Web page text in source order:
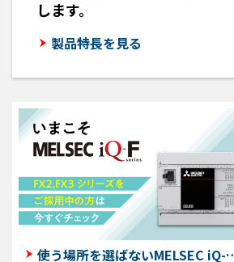
します。
製品特長を見る
使う場所を選ばないMELSEC iQ-F